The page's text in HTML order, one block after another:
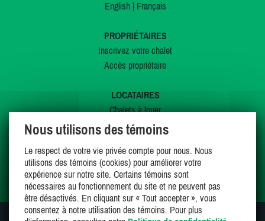
English| Français
PROPRIÉTAIRES
Inscrivez votre chalet
Accès propriétaire
LOCATAIRES
Chalets à louer
Chalets à vendre
Offres spéciales
Mes favoris
Nous utilisons des témoins
Le respect de votre vie privée compte pour nous. Nous
utilisons des témoins (cookies) pour améliorer votre
expérience sur notre site. Certains témoins sont
nécessaires au fonctionnement du site et ne peuvent pas
être désactivés. En cliquant sur « Tout accepter », vous
consentez à notre utilisation des témoins. Pour plus